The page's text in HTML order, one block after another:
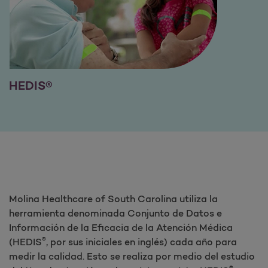
HEDIS®
Molina Healthcare of South Carolina utiliza la
herramienta denominada Conjunto de Datos e
Información de la Eficacia de la Atención Médica
(HEDIS®, por sus iniciales en inglés) cada año para
medir la calidad. Esto se realiza por medio del estudio